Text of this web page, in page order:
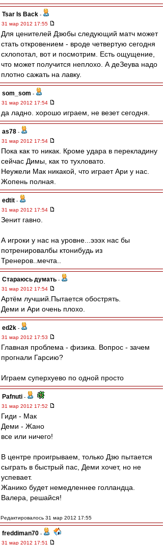
Tsar Is Back -
31 мар 2012 17:55
Для ценителей Дзюбы следующий матч может
стать откровением - вроде четвертую сегодня
схлопотал, вот и посмотрим. Есть ощущение,
что может получится неплохо. А деЗеува надо
плотно сажать на лавку.
som_som -
31 мар 2012 17:54
да ладно. хорошо играем, не везет сегодня.
as78 -
31 мар 2012 17:54
Пока как то никак. Кроме удара в перекладину
сейчас Димы, как то тухловато.
Неужели Мак никакой, что играет Ари у нас.
Жопень полная.
edtit -
31 мар 2012 17:54
Зенит гавно.
А игроки у нас на уровне...эээх нас бы
потренировалбы ктонибудь из
Тренеров..мечта..
Стараюсь думать -
31 мар 2012 17:54
Артём лучший.Пытается обострять.
Деми и Ари очень плохо.
ed2k -
31 мар 2012 17:53
Главная проблема - физика. Вопрос - зачем
прогнали Гарсию?
Играем суперхуево по одной просто
Pafnuti -
31 мар 2012 17:52
Гиди - Мак
Деми - Жано
все или ничего!
В центре проигрываем, только Дзю пытается
сыграть в быстрый пас, Деми хочет, но не
успевает.
Жанико будет немедленнее голландца.
Валера, решайся!
Редактировалось 31 мар 2012 17:55
freddiman70 -
31 мар 2012 17:51